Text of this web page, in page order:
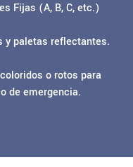
Fijas (A, B, C, etc.)
y paletas reflectantes.
o rotos para
de emergencia.